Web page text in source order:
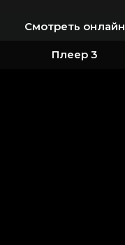
Смотреть онлайн
Плеер 3